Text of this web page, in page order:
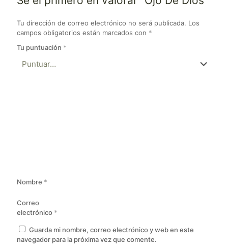
Tu dirección de correo electrónico no será publicada. Los
campos obligatorios están marcados con *
Tu puntuación *
Nombre *
Correo
electrónico *
Guarda mi nombre, correo electrónico y web en este
navegador para la próxima vez que comente.